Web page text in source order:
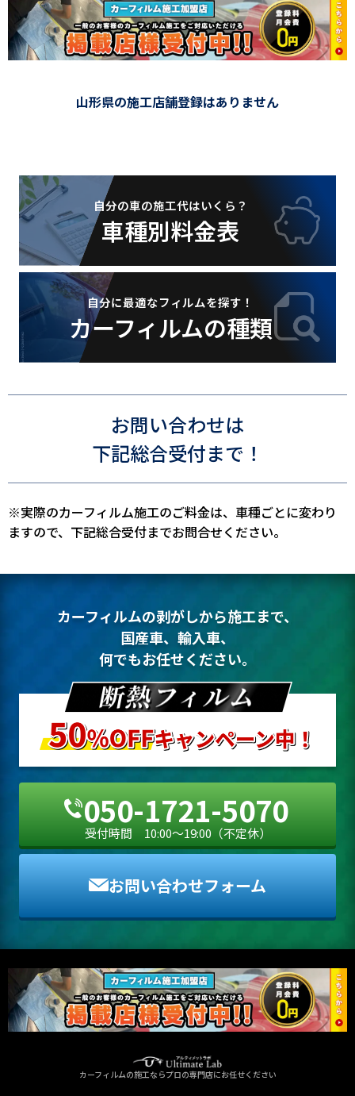
山形県の施工店舗登録はありません
自分の車の施工代はいくら？
車種別料金表
自分に最適なフィルムを探す！
カーフィルムの種類
お問い合わせは
下記総合受付まで！
※実際のカーフィルム施工のご料金は、車種ごとに変わり
ますので、下記総合受付までお問合せください。
カーフィルムの剥がしから施工まで、
国産車、輸入車、
何でもお任せください。
050-1721-5070
受付時間 10:00〜19:00（不定休）
お問い合わせフォーム
カーフィルムの施工ならプロの専門店にお任せください